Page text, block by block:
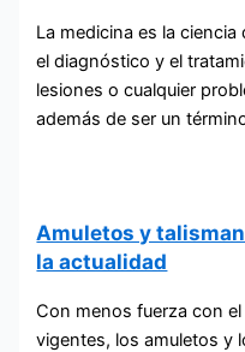
La medicina es la
el diagnóstico y el
lesiones o cualquier
además de ser un
Amuletos y
la actualidad
Con menos fuerza con
vigentes, los amuletos y